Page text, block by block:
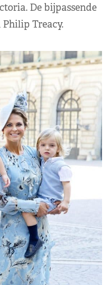
De bijpassende
Treacy.